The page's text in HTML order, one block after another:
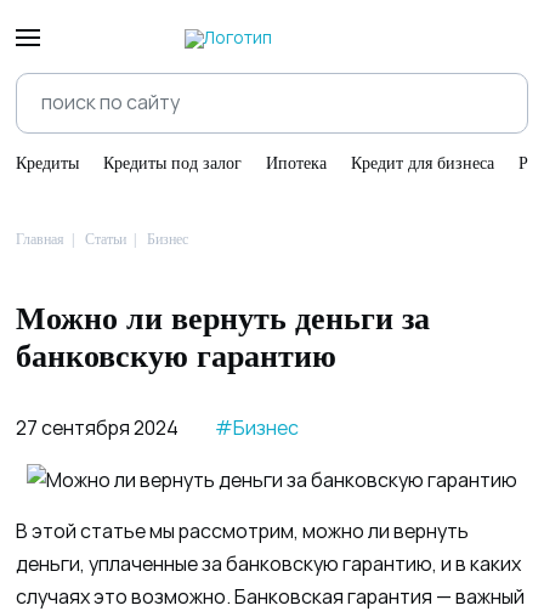
Кредиты Кредиты под залог Ипотека Кредит для бизнеса
Главная Статьи Бизнес
Можно ли вернуть деньги за
банковскую гарантию
27 сентября 2024 #Бизнес
В этой статье мы рассмотрим, можно ли вернуть
деньги, уплаченные за банковскую гарантию, и в каких
случаях это возможно. Банковская гарантия — важный